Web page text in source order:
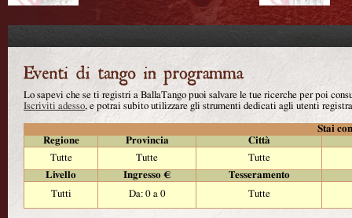
Lo sapevi che se ti registri a BallaTango puoi salvare le tue ricerche per poi
Iscriviti adesso, e potrai subito utilizzare gli strumenti dedicati agli utenti
Stai
Regione
Provincia
Città
Tutte
Tutte
Tutte
Livello
Ingresso €
Tesseramento
Tutti
Da: 0 a 0 Tutte